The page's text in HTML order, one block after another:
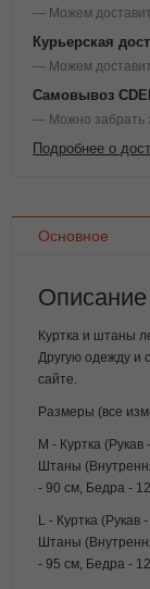
— Можем
Курьерская
— Можем
Самовывоз
— Можно забрать
Подробнее о
Основное
Куртка и штаны
Другую одежду и
сайте.
Размеры (все
M - Куртка
Штаны
- 90 см, Бедра -
L - Куртка (Рукав
Штаны
- 95 см, Бедра -